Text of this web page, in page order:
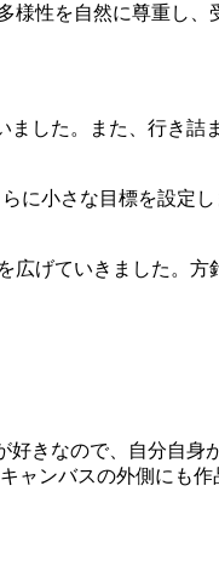
性を自然に尊重し、
した。また、行き詰
に小さな目標を設定
広げていきました。方
きなので、自分自身
ャンバスの外側にも